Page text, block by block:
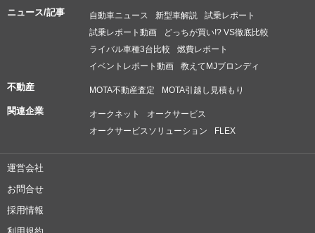
ニュース/記事 自動車ニュース 新型車解説
試乗レポート
試乗レポート動画
どっちが買い!? VS徹底比較
ライバル車種3台比較
燃費レポート
イベントレポート動画
教えてMJブロンディ
不動産 MOTA不動産査定 MOTA引越し見積もり
関連企業 オークネット
オークサービス
オークサービスソリューション
FLEX
運営会社
お問合せ
採用情報